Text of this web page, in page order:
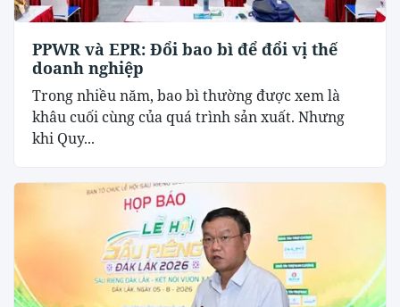
PPWR và EPR: Đổi bao bì để đổi vị thế
doanh nghiệp
Trong nhiều năm, bao bì thường được xem là
khâu cuối cùng của quá trình sản xuất. Nhưng
khi Quy...